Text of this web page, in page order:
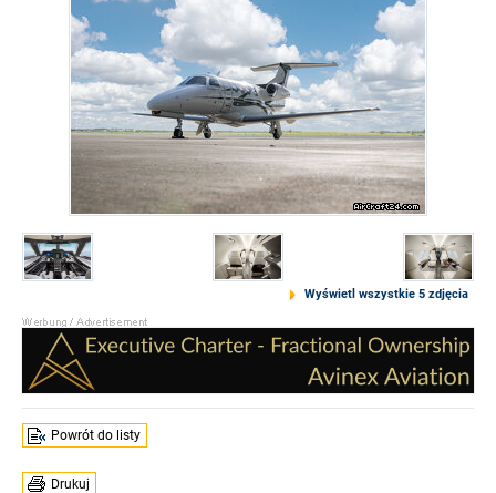
Wyświetl wszystkie 5 zdjęcia
Powrót do listy
Drukuj